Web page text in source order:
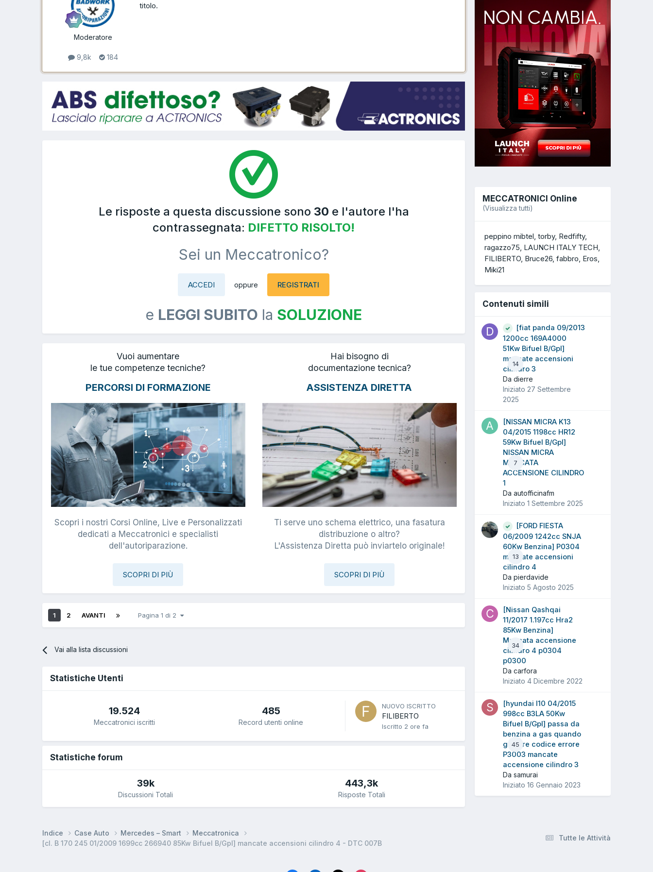
Moderatore
9,8k 184
titolo.
Le risposte a questa discussione sono 30 e l'autore l'ha
contrassegnata: DIFETTO RISOLTO!
Sei un Meccatronico?
ACCEDI oppure REGISTRATI
e LEGGI SUBITO la SOLUZIONE
Vuoi aumentare
le tue competenze tecniche?
PERCORSI DI FORMAZIONE
Scopri i nostri Corsi Online, Live e Personalizzati
dedicati a Meccatronici e specialisti
dell'autoriparazione.
SCOPRI DI PIÙ
Hai bisogno di
documentazione tecnica?
ASSISTENZA DIRETTA
Ti serve uno schema elettrico, una fasatura
distribuzione o altro?
L'Assistenza Diretta può inviartelo originale!
SCOPRI DI PIÙ
1 2 AVANTI Pagina 1 di 2
Vai alla lista discussioni
Statistiche Utenti
19.524
Meccatronici iscritti
485
Record utenti online
NUOVO ISCRITTO
FILIBERTO
Iscritto 2 ore fa
Statistiche forum
39k
Discussioni Totali
443,3k
Risposte Totali
MECCATRONICI Online
(Visualizza tutti)
peppino mibtel torby Redfifty
ragazzo75 LAUNCH ITALY TECH
FILIBERTO Bruce26 fabbro Eros
Miki21
Contenuti simili
14
[fiat panda 09/2013
1200cc 169A4000
51Kw Bifuel B/Gpl]
mancate accensioni
cilindro 3
Da dierre
Iniziato 27 Settembre
2025
7
[NISSAN MICRA K13
04/2015 1198cc HR12
59Kw Bifuel B/Gpl]
NISSAN MICRA
MANCATA
ACCENSIONE CILINDRO
1
Da autofficinafm
Iniziato 1 Settembre 2025
13
[FORD FIESTA
06/2009 1242cc SNJA
60Kw Benzina] P0304
mancate accensioni
cilindro 4
Da pierdavide
Iniziato 5 Agosto 2025
34
[Nissan Qashqai
11/2017 1.197cc Hra2
85Kw Benzina]
Mancata accensione
cilindro 4 p0304
p0300
Da carfora
Iniziato 4 Dicembre 2022
45
[hyundai I10 04/2015
998cc B3LA 50Kw
Bifuel B/Gpl] passa da
benzina a gas quando
gli pare codice errore
P3003 mancate
accensione cilindro 3
Da samurai
Iniziato 16 Gennaio 2023
Tutte le Attività
Indice Case Auto Mercedes – Smart
Meccatronica
[cl. B 170 245 01/2009 1699cc 266940 85Kw Bifuel B/Gpl] mancate accensioni cilindro 4 - DTC 007B